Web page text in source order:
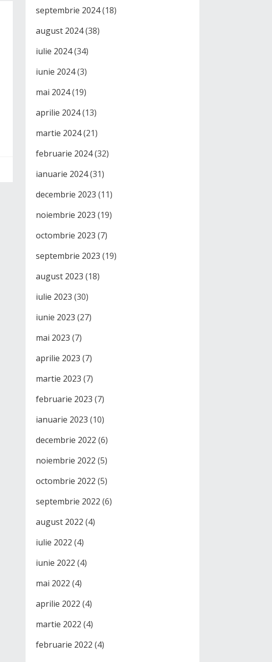
septembrie 2024(18)
august 2024(38)
iulie 2024(34)
iunie 2024(3)
mai 2024(19)
aprilie 2024(13)
martie 2024(21)
februarie 2024(32)
ianuarie 2024(31)
decembrie 2023 (11)
noiembrie 2023 (19)
octombrie 2023 (7)
septembrie 2023 (19)
august 2023 (18)
iulie 2023 (30)
iunie 2023 (27)
mai 2023 (7)
aprilie 2023 (7)
martie 2023 (7)
februarie 2023 (7)
ianuarie 2023 (10)
decembrie 2022 (6)
noiembrie 2022 (5)
octombrie 2022 (5)
septembrie 2022 (6)
august 2022 (4)
iulie 2022 (4)
iunie 2022 (4)
mai 2022 (4)
aprilie 2022 (4)
martie 2022 (4)
februarie 2022 (4)